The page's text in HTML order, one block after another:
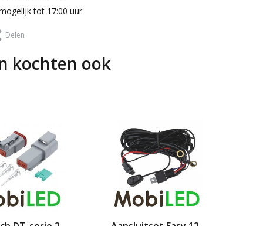
tot 17:00 uur
Delen
kochten ook